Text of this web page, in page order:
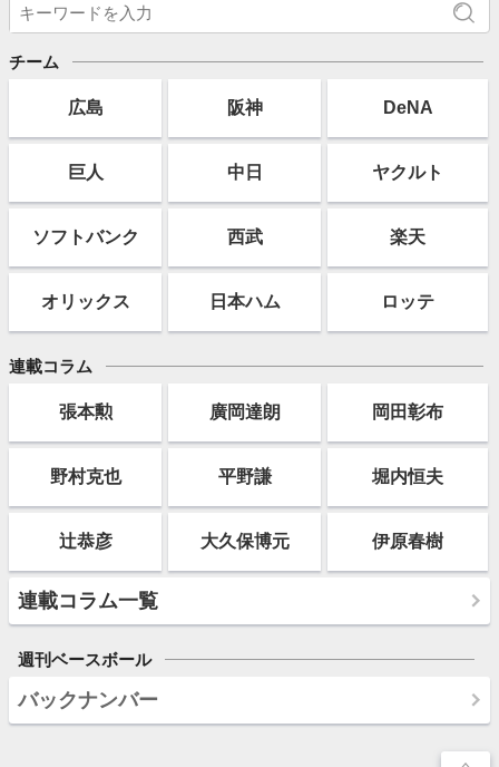
チーム
広島 阪神 DeNA
巨人 中日 ヤクルト
ソフト バンク 西武 楽天
オリックス 日本ハム ロッテ
連載コラム
張本勲 廣岡達朗 岡田彰布
野村克也 平野謙 堀内恒夫
辻恭彦 大久保博元 伊原春樹
連載コラム一覧
週刊ベースボール
バックナンバー